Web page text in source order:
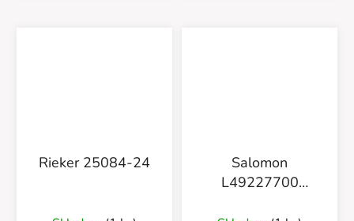
Rieker 25084-24
Salomon
L49227700